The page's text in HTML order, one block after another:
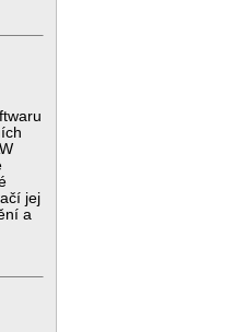
jej
a